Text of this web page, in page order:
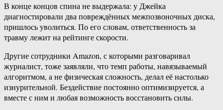
В конце концов спина не выдержала: у Джейка
диагностировали два повреждённых межпозвоночных диска,
пришлось уволиться. По его словам, ответственность за
травму лежит на рейтинге скорости.
Другие сотрудники Amazon, с которыми разговаривал
журналист, тоже заявляли, что темп работы, навязываемый
алгоритмом, а не физическая сложность, делал её настолько
изнурительной. Бездействие постоянно оптимизируется, а
вместе с ним и любая возможность восстановить силы.